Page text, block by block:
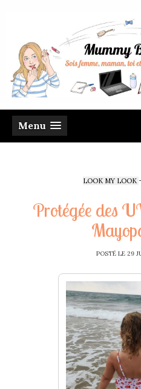
Menu
LOOK MY LOOK
Protégée des
POSTÉ LE29